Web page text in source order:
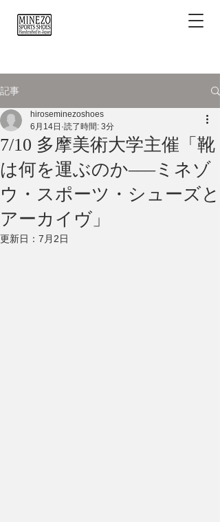
記事
7/10 多摩美術大学主催「靴
は何を運ぶのか–––ミネゾ
ウ・スポーツ・シューズと
アーカイヴ」
hiroseminezoshoes
6月14日 読了時間: 3分
更新日： 7月2日